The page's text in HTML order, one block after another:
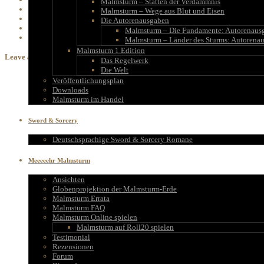
Malmsturm – Wege aus Blut und Eisen
Die Autorenausgaben
Malmsturm – Die Fundamente:
Malmsturm – Länder des Sturms:
Malmsturm 1.Edition
Das Regelwerk
Die Welt
Veröffentlichungsplan
Downloads
Malmsturm im Handel
Sword & Sorcery
Deutschsprachige Sword & Sorcery Romane
Meeeeehr Malmsturm
Ansichten
Globenprojektion der Malmsturm-Erde
Malmsturm Errata
Malmsturm FAQ
Malmsturm Online spielen
Malmsturm auf Roll20 spielen
Testimonial
Rezensionen
Forum
Stimmen und Schriften aus der Ferne
Leave a Reply